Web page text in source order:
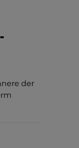
der